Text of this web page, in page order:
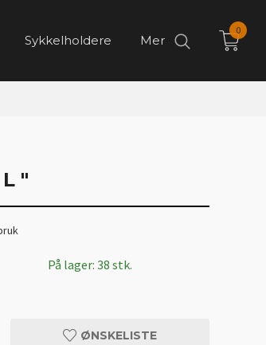
Sykkelholdere Mer
0
"
På lager: 38 stk.
ØNSKELISTE